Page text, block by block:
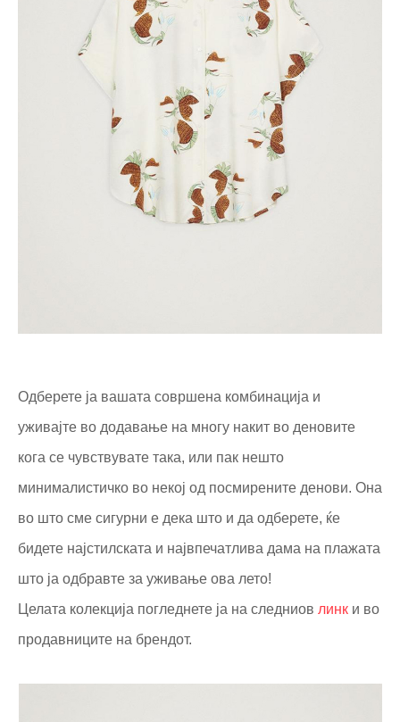
Одберете ја вашата совршена комбинација и
уживајте во додавање на многу накит во деновите
кога се чувствувате така, или пак нешто
минималистичко во некој од посмирените денови. Она
во што сме сигурни е дека што и да одберете, ќе
бидете најстилската и највпечатлива дама на плажата
што ја одбравте за уживање ова лето!
Целата колекција погледнете ја на следниов линк и во
продавниците на брендот.